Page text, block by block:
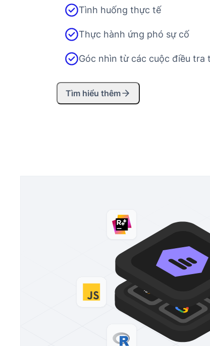
Tình huống thực tế
Thực hành ứng phó sự cố
Góc nhìn từ các cuộc điều tra
Tìm hiểu thêm